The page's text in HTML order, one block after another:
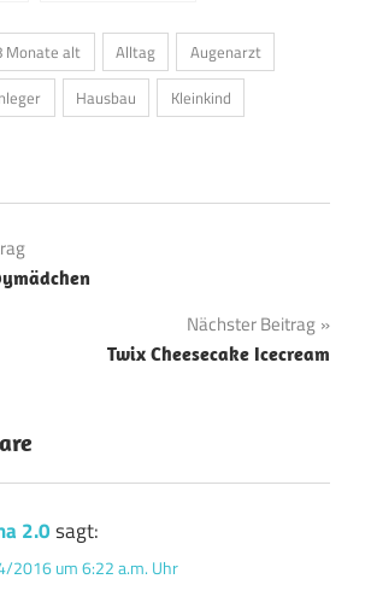
Monate alt Alltag
Augenarzt
Hausbau
Kleinkind
Nächster Beitrag
Twix Cheesecake Icecream
2.0sagt:
2016 um 6:22 a.m. Uhr